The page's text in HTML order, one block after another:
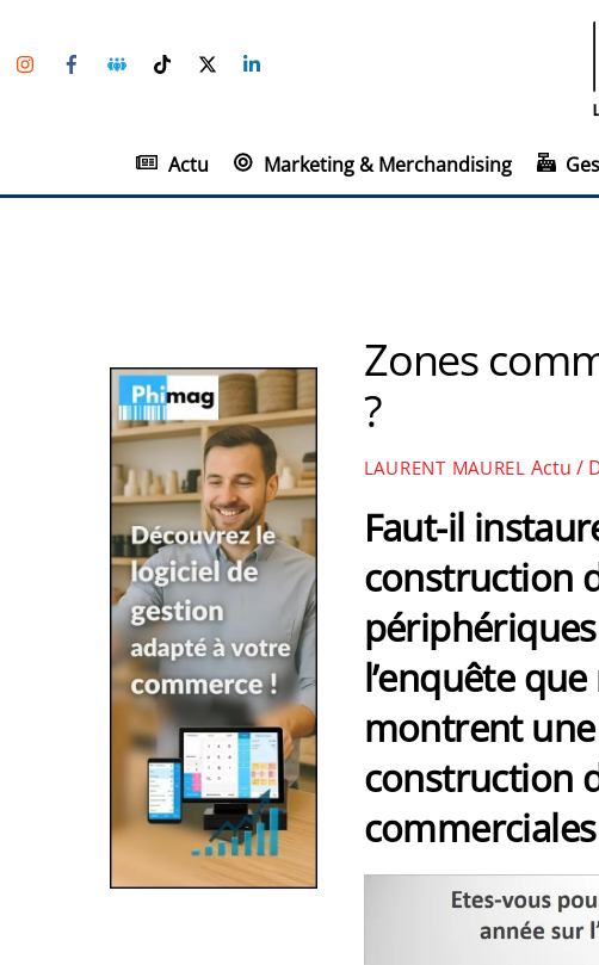
to
InstagramFacebookGroupe
Facebook
TikTokTwitter
Actu Marketing & Merchandising
Zones
?
LAURENT MAUREL Actu /
Faut-il
construction
l’enquête
montrent
construction